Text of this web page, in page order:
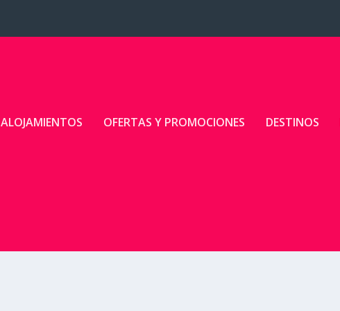
ALOJAMIENTOS OFERTAS Y PROMOCIONES DESTINOS